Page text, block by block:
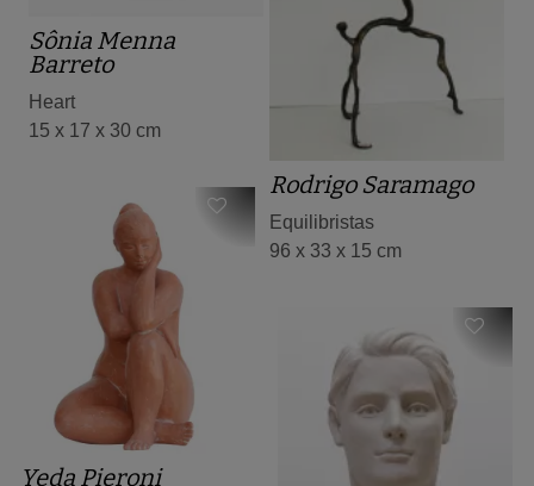
Rodrigo Saramago
Equilibristas
96 x 33 x 15 cm
Sônia Menna
Barreto
Heart
15 x 17 x 30 cm
Yeda Pieroni